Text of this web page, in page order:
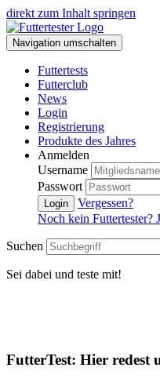
direkt zum Inhalt springen
Navigation umschalten
Futtertests
Futterclub
News
Login
Registrierung
Produkte des Jahres
Anmelden
Username
Passwort
Login
Vergessen?
Noch kein Futtertester?
Suchen
Sei dabei und teste mit!
FutterTest: Hier redest